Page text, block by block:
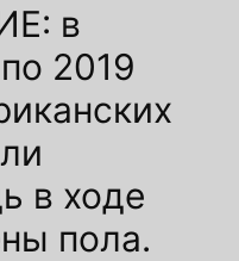
в
2019
в ходе
пола.